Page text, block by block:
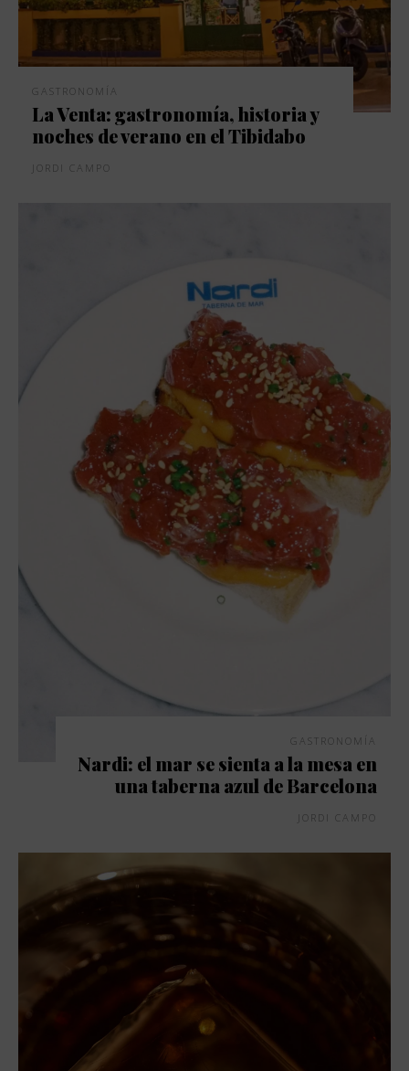
GASTRONOMÍA
La Venta: gastronomía, historia y
noches de verano en el Tibidabo
JORDI CAMPO
GASTRONOMÍA
Nardi: el mar se sienta a la mesa en
una taberna azul de Barcelona
JORDI CAMPO